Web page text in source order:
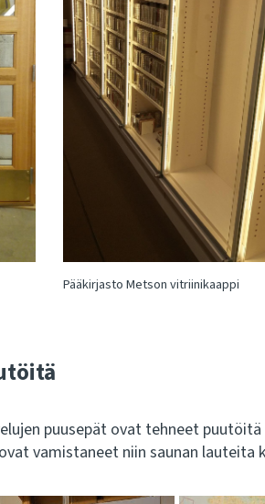
Pääkirjasto Metson vitriinikaappi
puusepät ovat tehneet
vamistaneet niin saunan lauteita